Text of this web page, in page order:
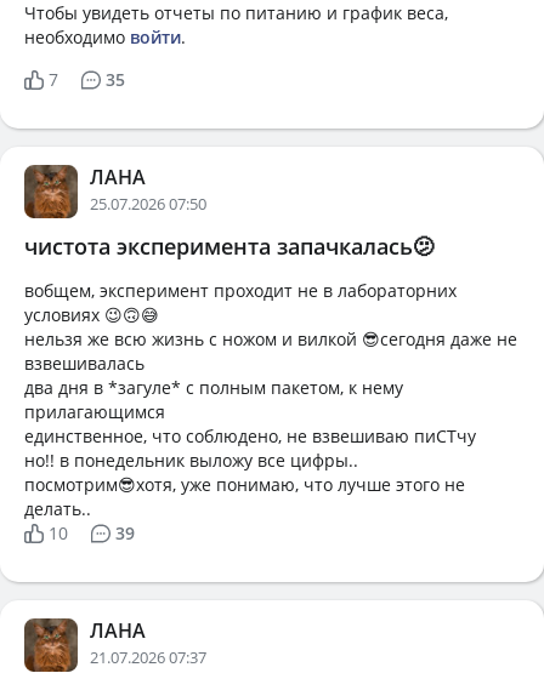
Чтобы увидеть отчеты по питанию и график веса,
необходимо войти.
7
35
ЛАНА
25.07.2026 07:50
чистота эксперимента запачкалась🫤
вобщем, эксперимент проходит не в лабораторних
условиях 😉🙃😅
нельзя же всю жизнь с ножом и вилкой 😎сегодня даже не
взвешивалась
два дня в *загуле* с полным пакетом, к нему
прилагающимся
единственное, что соблюдено, не взвешиваю пиСТчу
но!! в понедельник выложу все цифры..
посмотрим😎хотя, уже понимаю, что лучше этого не
делать..
10
39
ЛАНА
21.07.2026 07:37